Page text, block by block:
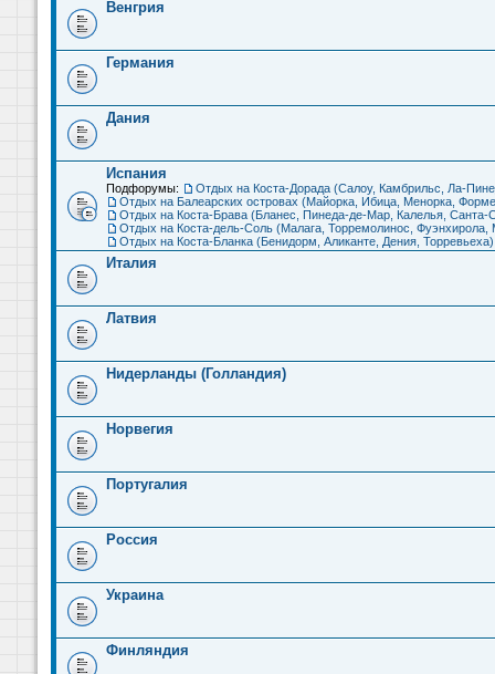
Венгрия
Германия
Дания
Испания
Подфорумы: Отдых на Коста-Дорада (Салоу, Камбрильс, Ла-
Отдых на Балеарских островах (Майорка, Ибица, Менорка,
Отдых на Коста-Брава (Бланес, Пинеда-де-Мар, Калелья, Санта-
Отдых на Коста-дель-Соль (Малага, Торремолинос, Фуэнхирола,
Отдых на Коста-Бланка (Бенидорм, Аликанте, Дения, Торревьеха)
Италия
Латвия
Нидерланды (Голландия)
Норвегия
Португалия
Россия
Украина
Финляндия